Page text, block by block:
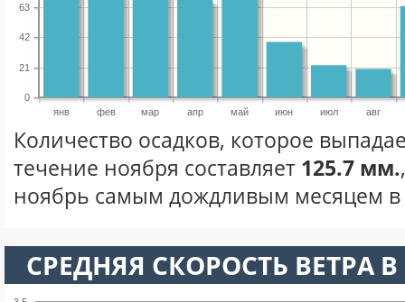
янв фев мар апр май июн июл авг
0
21
42
63
Количество осадков, которое
течение ноября составляет 125.7 мм.
ноябрь самым дождливым месяцем в
СРЕДНЯЯ СКОРОСТЬ ВЕТРА